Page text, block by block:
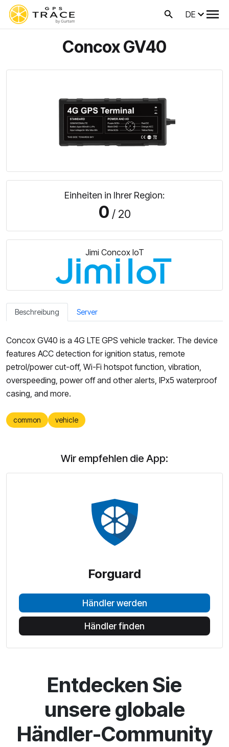
DE
Concox GV40
Einheiten in Ihrer Region:
0 / 20
Jimi Concox IoT
Beschreibung Server
Concox GV40 is a 4G LTE GPS vehicle tracker. The device
features ACC detection for ignition status, remote
petrol/power cut-off, Wi-Fi hotspot function, vibration,
overspeeding, power off and other alerts, IPx5 waterproof
casing, and more.
common vehicle
Wir empfehlen die App:
Forguard
Händler werden
Händler finden
Entdecken Sie
unsere globale
Händler-Community